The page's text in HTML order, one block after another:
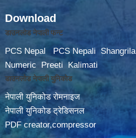
Download
डाउनलोड नेपाली फन्ट
PCS Nepal PCS Nepali
Shangrila
Numeric
Preeti Kalimati
डाउनलोड नेपाली युनिकोड
नेपाली युनिकोड रोमनाइज
नेपाली युनिकोड ट्रेडिसनल
PDF creator,compressor